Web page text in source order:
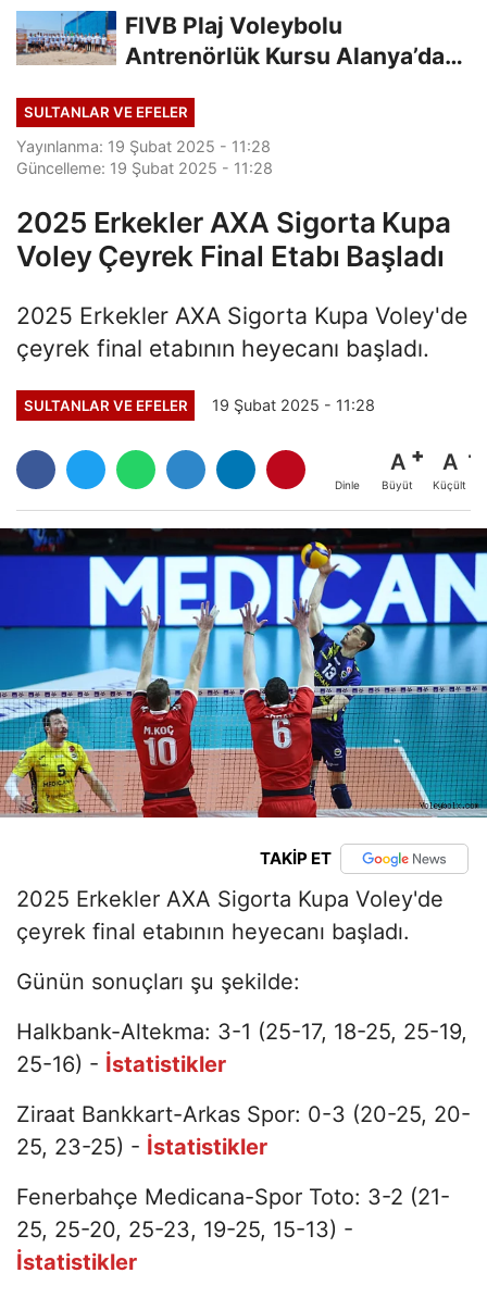
FIVB Plaj Voleybolu
Antrenörlük Kursu Alanya’da
SULTANLAR VE EFELER
Yayınlanma: 19 Şubat 2025 - 11:28
Güncelleme: 19 Şubat 2025 - 11:28
2025 Erkekler AXA Sigorta Kupa
Voley Çeyrek Final Etabı Başladı
2025 Erkekler AXA Sigorta Kupa Voley'de
çeyrek final etabının heyecanı başladı.
SULTANLAR VE EFELER 19 Şubat 2025 - 11:28
Dinle
A
Büyüt
A
Küçült
TAKİP ET
2025 Erkekler AXA Sigorta Kupa Voley'de
çeyrek final etabının heyecanı başladı.
Günün sonuçları şu şekilde:
Halkbank-Altekma: 3-1 (25-17, 18-25, 25-19,
25-16) - İstatistikler
Ziraat Bankkart-Arkas Spor: 0-3 (20-25, 20-
25, 23-25) - İstatistikler
Fenerbahçe Medicana-Spor Toto: 3-2 (21-
25, 25-20, 25-23, 19-25, 15-13) -
İstatistikler